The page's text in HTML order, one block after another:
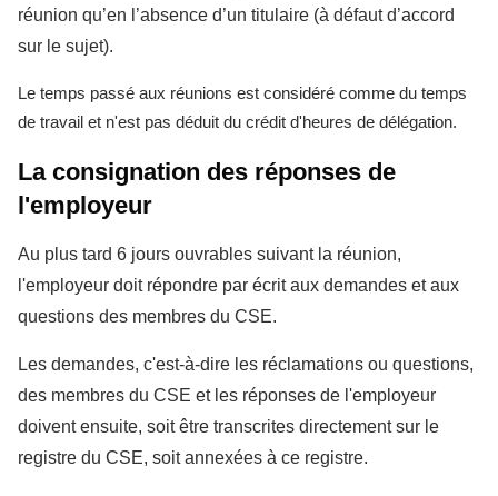
réunion qu’en l’absence d’un titulaire (à défaut d’accord
sur le sujet).
Le temps passé aux réunions est considéré comme du temps
de travail et n'est pas déduit du crédit d'heures de délégation.
La consignation des réponses de
l'employeur
Au plus tard 6 jours ouvrables suivant la réunion,
l'employeur doit répondre par écrit aux demandes et aux
questions des membres du CSE.
Les demandes, c'est-à-dire les réclamations ou questions,
des membres du CSE et les réponses de l'employeur
doivent ensuite, soit être transcrites directement sur le
registre du CSE, soit annexées à ce registre.